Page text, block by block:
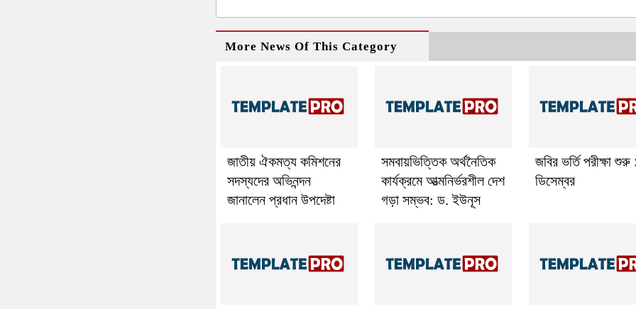
More News Of This Category
জাতীয় ঐকমত্য কমিশনের
সদস্যদের অভিনন্দন
জানালেন প্রধান উপদেষ্টা
সমবায়ভিত্তিক অর্থনৈতিক
কার্যক্রমে আত্মনির্ভরশীল দেশ
গড়া সম্ভব: ড. ইউনূস
জবির ভর্তি পরীক্ষা
ডিসেম্বর